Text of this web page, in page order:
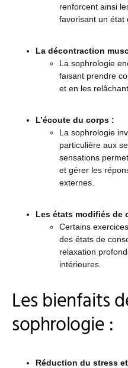
renforcent ainsi
favorisant un état
La décontraction
La sophrologie
faisant prendre
et en les
L’écoute du corps :
La sophrologie
particulière aux
sensations
et gérer les
externes.
Les états modifiés de
Certains
des états de
relaxation
intérieures.
Les bienfaits
sophrologie :
Réduction du stress